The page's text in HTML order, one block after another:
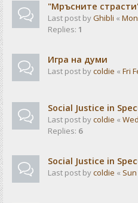
"Мръсните
Last post byGhibli «
Replies: 1
Игра на думи
Last post bycoldie « Fri
Social Justice in
Last post bycoldie «
Replies: 6
Social Justice in
Last post bycoldie «